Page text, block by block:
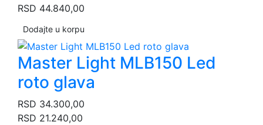
RSD 44.840,00
Dodajte u korpu
Master Light MLB150 Led
roto glava
RSD 34.300,00
RSD 21.240,00